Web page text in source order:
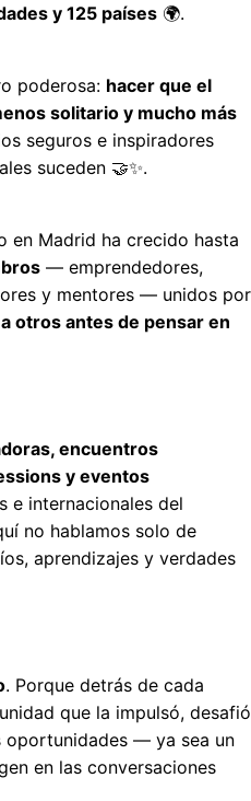
y 125 países 🌍.
poderosa: hacer que el
solitario y mucho más
seguros e inspiradores
suceden 🤝✨.
en Madrid ha crecido hasta
— emprendedores,
y mentores — unidos por
otros antes de pensar en
encuentros
y eventos
e internacionales del
no hablamos solo de
aprendizajes y verdades
. Porque detrás de cada
que la impulsó, desafió
oportunidades — ya sea un
en las conversaciones